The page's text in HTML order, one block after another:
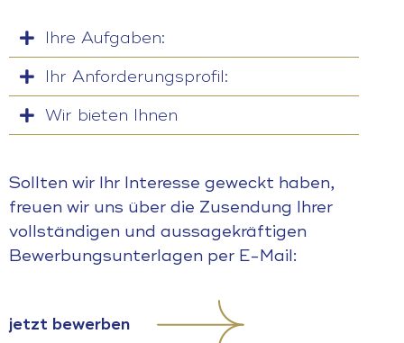
Ihre Aufgaben:
Ihr Anforderungsprofil:
Wir bieten Ihnen
Sollten wir Ihr Interesse geweckt haben,
freuen wir uns über die Zusendung Ihrer
vollständigen und aussagekräftigen
Bewerbungsunterlagen per E-Mail:
jetzt bewerben